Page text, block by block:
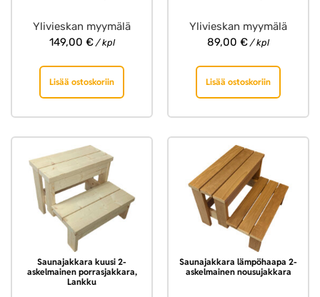
Ylivieskan myymälä
149,00 €/ kpl
Lisää ostoskoriin
Ylivieskan myymälä
89,00 € / kpl
Lisää ostoskoriin
Saunajakkara kuusi 2-
askelmainen porrasjakkara,
Lankku
Saunajakkara lämpöhaapa 2-
askelmainen nousujakkara